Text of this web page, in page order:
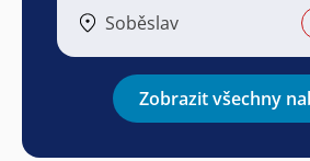
Soběslav
Zobrazit všechny